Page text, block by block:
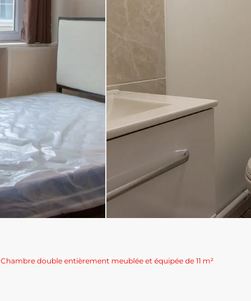
Chambre double entièrement meublée et équipée de 11 m²